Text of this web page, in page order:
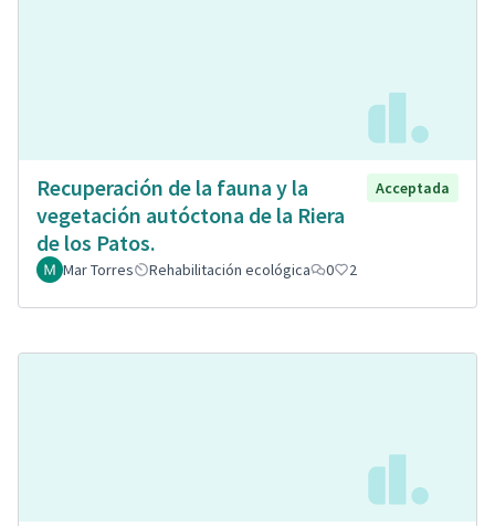
Recuperación de la fauna y la
vegetación autóctona de la Riera
de los Patos.
Acceptada
Mar Torres Rehabilitación ecológica 0 2